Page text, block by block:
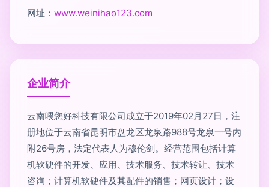
网址： www.weinihao123.com
企业简介
云南喂您好科技有限公司成立于2019年02月27日，注
册地位于云南省昆明市盘龙区龙泉路988号龙泉一号内
附26号房，法定代表人为穆伦剑。经营范围包括计算
机软硬件的开发、应用、技术服务、技术转让、技术
咨询；计算机软硬件及其配件的销售；网页设计；设